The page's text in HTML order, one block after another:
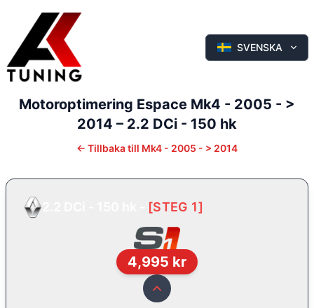
SVENSKA
Motoroptimering Espace Mk4 - 2005 - >
2014 – 2.2 DCi - 150 hk
← Tillbaka till Mk4 - 2005 - > 2014
[STEG 1]
4,995 kr